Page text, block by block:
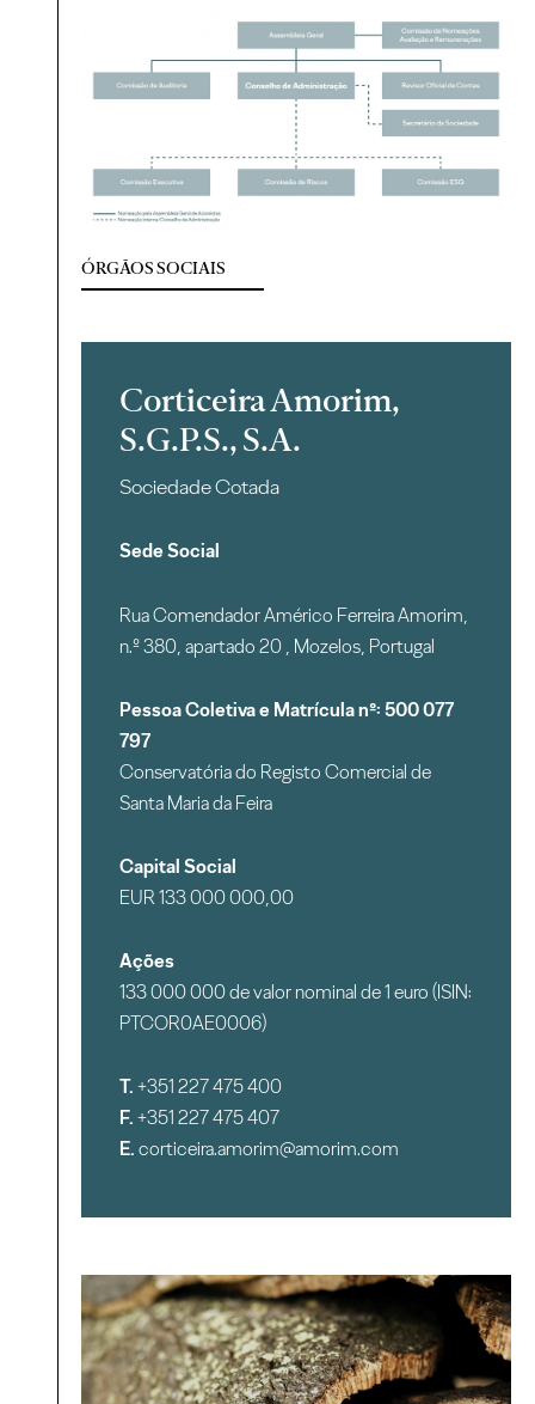
ÓRGÃOS SOCIAIS
Corticeira Amorim,
S.G.P.S., S.A.
Sociedade Cotada
Sede Social
Rua Comendador Américo Ferreira Amorim,
n.º 380, apartado 20 , Mozelos, Portugal
Pessoa Coletiva e Matrícula nº: 500 077
797
Conservatória do Registo Comercial de
Santa Maria da Feira
Capital Social
EUR 133 000 000,00
Ações
133 000 000 de valor nominal de 1 euro (ISIN:
PTCOR0AE0006)
T. +351 227 475 400
F. +351 227 475 407
E. corticeira.amorim@amorim.com